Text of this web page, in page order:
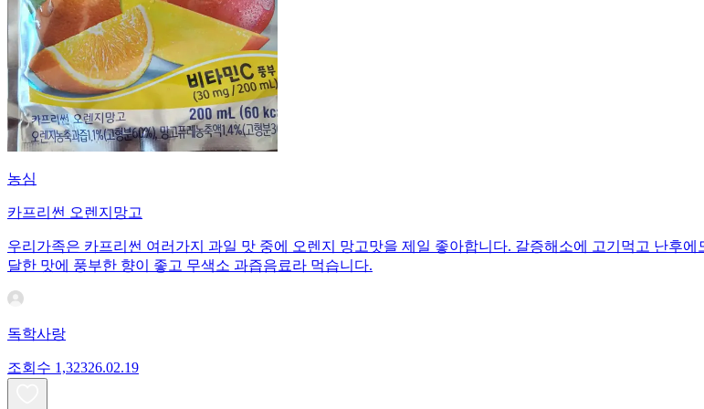
농심
카프리썬 오렌지망고
우리가족은 카프리썬 여러가지 과일 맛 중에 오렌지 망고맛을 제일 좋아합니다. 갈증해소에 고기먹고 난후
달한 맛에 풍부한 향이 좋고 무색소 과즙음료라 먹습니다.
독학사랑
조회수 1,32326.02.19